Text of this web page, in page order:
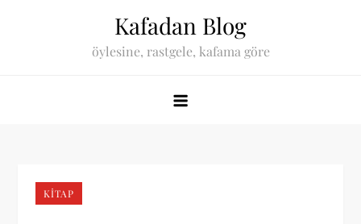
Kafadan Blog
öylesine, rastgele, kafama göre
KITAP